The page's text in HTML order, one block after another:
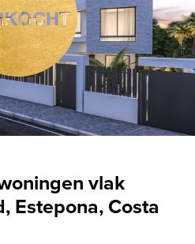
vlak
Estepona, Costa